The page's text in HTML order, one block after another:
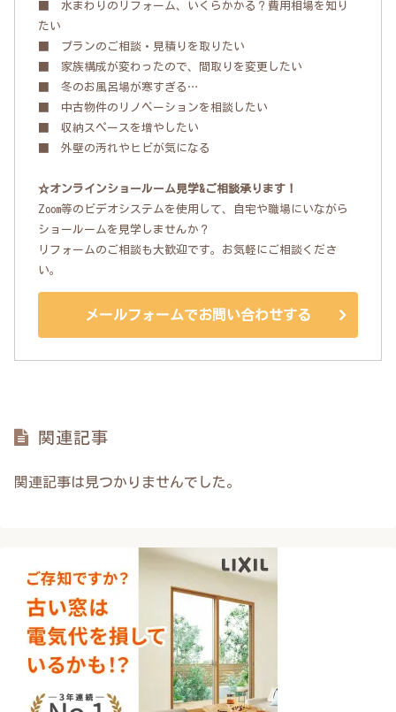
■ 水まわりのリフォーム、いくらかかる？費用相場を知り
たい
■ プランのご相談・見積りを取りたい
■ 家族構成が変わったので、間取りを変更したい
■ 冬のお風呂場が寒すぎる…
■ 中古物件のリノベーションを相談したい
■ 収納スペースを増やしたい
■ 外壁の汚れやヒビが気になる
☆オンラインショールーム見学&ご相談承ります！
Zoom等のビデオシステムを使用して、自宅や職場にいながら
ショールームを見学しませんか？
リフォームのご相談も大歓迎です。お気軽にご相談くださ
い。
メールフォームでお問い合わせする
関連記事
関連記事は見つかりませんでした。